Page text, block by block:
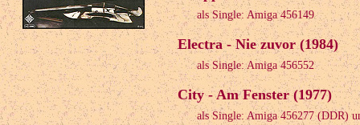
als Single: Amiga 456149
Electra - Nie zuvor (1984)
als Single: Amiga 456552
City - Am Fenster (1977)
als Single: Amiga 456277 (DDR)